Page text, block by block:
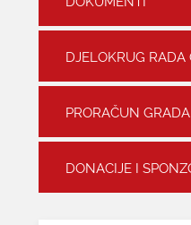
DJELOKRUG RADA
PRORAČUN
DONACIJE I